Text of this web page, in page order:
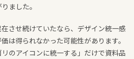
ました。
させ続けていたなら、デザイン統一感
は得られなかった可能性があります。
リのアイコンに統一する」だけで資料品